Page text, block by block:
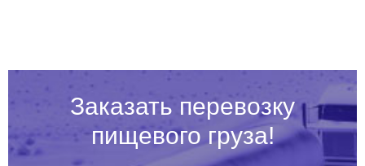
Заказать перевозку
пищевого груза!